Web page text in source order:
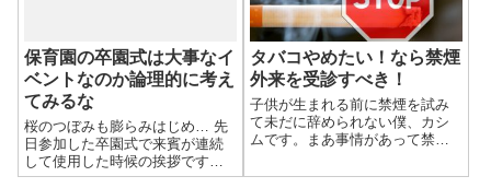
保育園の卒園式は大事なイ
ベントなのか論理的に考え
てみるな
桜のつぼみも膨らみはじめ… 先
日参加した卒園式で来賓が連続
して使用した時候の挨拶です
（笑）ネットで探したんかな？ 3
タバコやめたい！なら禁煙
外来を受診すべき！
子供が生まれる前に禁煙を試み
て未だに辞められない僕、カシ
ムです。まあ事情があって禁煙
かったのが要因なんですが、そ